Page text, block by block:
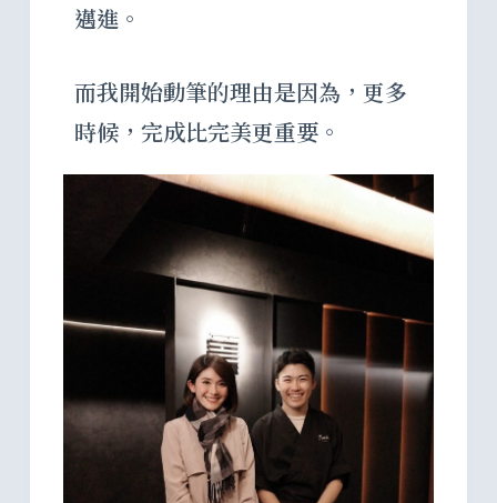
邁進。
而我開始動筆的理由是因為，更多
時候，完成比完美更重要。